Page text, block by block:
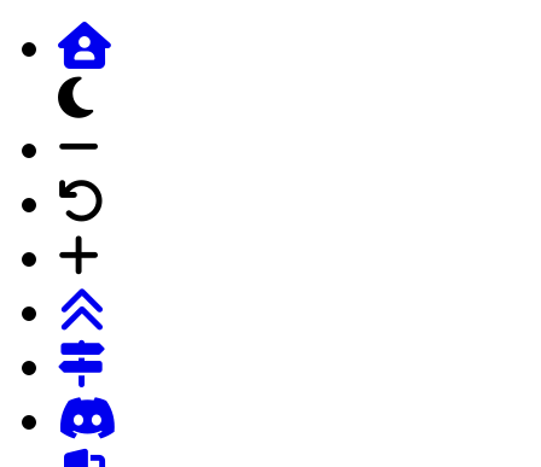
dunkles Design
Schrift auf Forumstandard
Schrift vergrössern
Login